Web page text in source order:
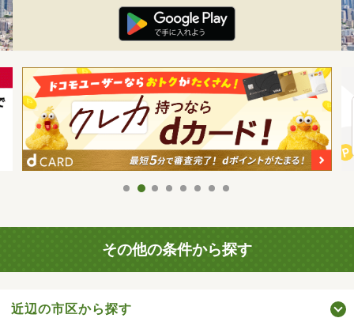
その他の条件から探す
近辺の市区から探す